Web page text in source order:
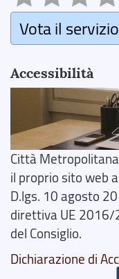
Vota il
Accessibilità
Città
il proprio sito web
D.lgs. 10 agosto
direttiva UE 2016/
del Consiglio.
Dichiarazione di